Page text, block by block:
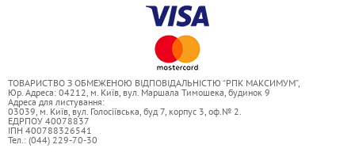
ТОВАРИСТВО З ОБМЕЖЕНОЮ ВІДПОВІДАЛЬНІСТЮ “РПК МАКСИМУМ”,
Юр. Адреса: 04212, м. Київ, вул. Маршала Тимошека, будинок 9
Адреса для листування:
03039, м. Київ, вул. Голосіївська, буд 7, корпус 3, оф.№ 2.
ЕДРПОУ 40078837
ІПН 400788326541
Тел.: (044) 229-70-30